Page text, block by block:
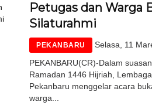
Petugas dan Warga
Silaturahmi
PEKANBARU
Selasa, 11
PEKANBARU(CR)-Dalam
Ramadan 1446 Hijriah,
Pekanbaru menggelar acara
warga...